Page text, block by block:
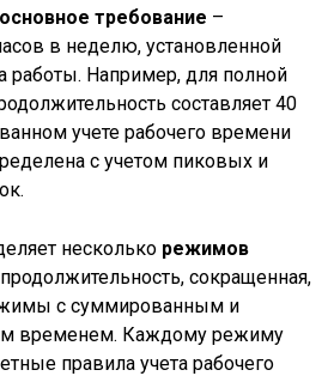
основное требование –
в неделю, установленной
работы. Например, для полной
составляет 40
учете рабочего времени
с учетом пиковых и
несколько режимов
сокращенная,
с суммированным и
временем. Каждому режиму
правила учета рабочего